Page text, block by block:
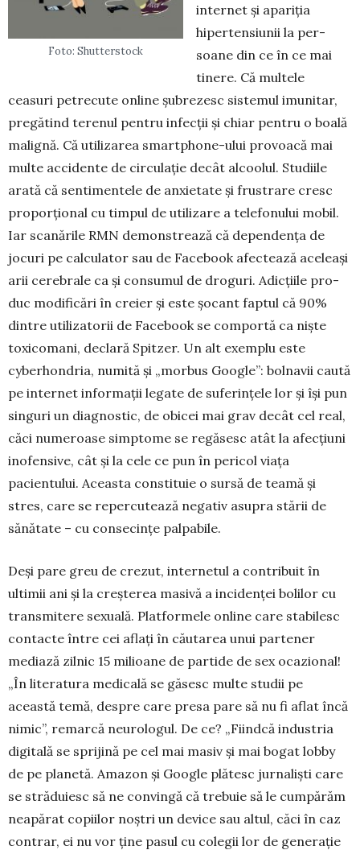
Foto: Shutterstock
internet și apariția
hipertensiunii la per­
soane din ce în ce mai
tinere. Că multele
ceasuri petrecute online șubrezesc sistemul imunitar,
pregătind terenul pentru infecții și chiar pentru o boală
malignă. Că utilizarea smartphone-ului pro­voacă mai
multe accidente de circulație decât al­coolul. Studiile
arată că sentimentele de anxietate și frustrare cresc
proporțional cu timpul de utili­zare a telefonului mobil.
Iar scanările RMN de­monstrează că dependența de
jocuri pe calcu­lator sau de Facebook afectează aceleași
arii ce­rebrale ca și consumul de droguri. Adicțiile pro­
duc modificări în creier și este șocant faptul că 90%
dintre utilizatorii de Facebook se comportă ca niște
toxicomani, declară Spitzer. Un alt exemplu este
cyberhondria, numită și „morbus Google”: bolnavii caută
pe internet informații legate de suferințele lor și își pun
singuri un diag­nostic, de obicei mai grav decât cel real,
căci nu­meroase simptome se regăsesc atât la afecțiuni
inofensive, cât și la cele ce pun în pericol viața
pacientului. Aceasta constituie o sursă de teamă și
stres, care se repercutează negativ asupra stării de
sănătate – cu consecințe palpa­bile.
Deși pare greu de crezut, internetul a contribuit în
ultimii ani și la creșterea masivă a incidenței bo­lilor cu
transmitere sexuală. Plat­for­mele online care stabilesc
contacte între cei aflați în căutarea unui parte­ner
mediază zilnic 15 milioane de par­tide de sex ocazional!
„În literatura medicală se găsesc multe studii pe
această temă, despre care presa pare să nu fi aflat încă
nimic”, remarcă neu­ro­logul. De ce? „Fiindcă industria
digitală se sprijină pe cel mai masiv și mai bogat lobby
de pe planetă. Ama­zon și Google plătesc jurnaliști care
se străduiesc să ne convingă că tre­buie să le cumpărăm
neapărat copiilor noștri un device sau altul, căci în caz
con­trar, ei nu vor ține pasul cu colegii lor de generație